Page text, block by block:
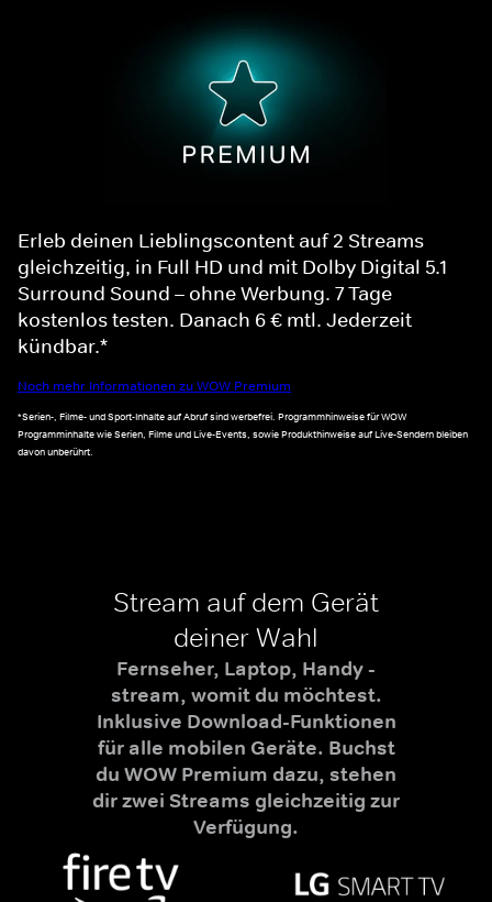
Erleb deinen Lieblingscontent auf 2 Streams
gleichzeitig, in Full HD und mit Dolby Digital 5.1
Surround Sound – ohne Werbung. 7 Tage
kostenlos testen. Danach 6 € mtl. Jederzeit
kündbar.*
Noch mehr Informationen zu WOW Premium
*Serien-, Filme- und Sport-Inhalte auf Abruf sind werbefrei. Programmhinweise für WOW
Programminhalte wie Serien, Filme und Live-Events, sowie Produkthinweise auf Live-Sendern bleiben
davon unberührt.
Stream auf dem Gerät
deiner Wahl
Fernseher, Laptop, Handy -
stream, womit du möchtest.
Inklusive Download-Funktionen
für alle mobilen Geräte. Buchst
du WOW Premium dazu, stehen
dir zwei Streams gleichzeitig zur
Verfügung.